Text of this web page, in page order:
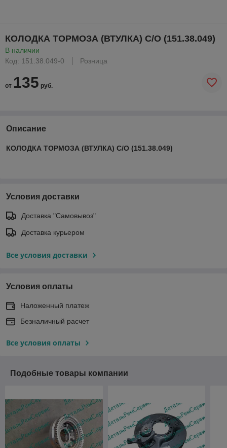
КОЛОДКА ТОРМОЗА (ВТУЛКА) С/О (151.38.049)
В наличии
Код: 151.38.049-0
Розница
от 135 руб.
Описание
КОЛОДКА ТОРМОЗА (ВТУЛКА) С/О (151.38.049)
Условия доставки
Доставка "Самовывоз"
Доставка курьером
Все условия доставки
Условия оплаты
Наложенный платеж
Безналичный расчет
Все условия оплаты
Подобные товары компании